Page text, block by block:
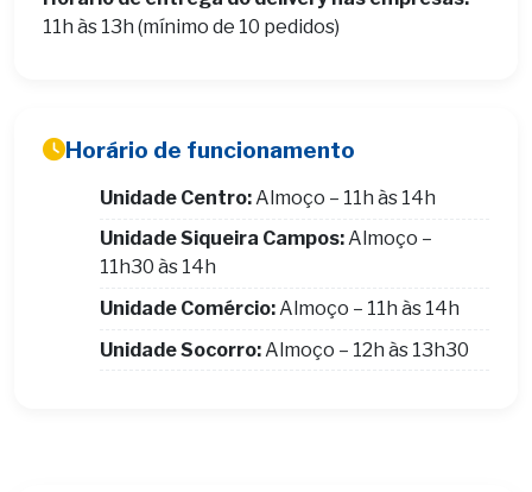
11h às 13h (mínimo de 10 pedidos)
Horário de funcionamento
Unidade Centro: Almoço – 11h às 14h
Unidade Siqueira Campos:Almoço –
11h30 às 14h
Unidade Comércio:Almoço – 11h às 14h
Unidade Socorro: Almoço – 12h às 13h30